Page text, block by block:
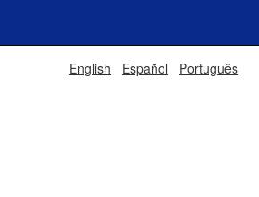
English Español Português